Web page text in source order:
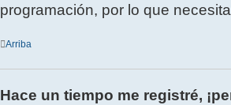
programación, por lo que
Arriba
Hace un tiempo me registré,